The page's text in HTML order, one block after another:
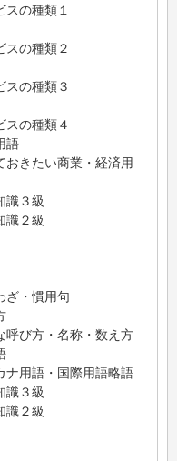
の種類１
スの種類２
の種類３
の種類４
語
きたい商業・経済用
３級
２級
・慣用句
び方・名称・数え方
用語・国際用語略語
３級
２級